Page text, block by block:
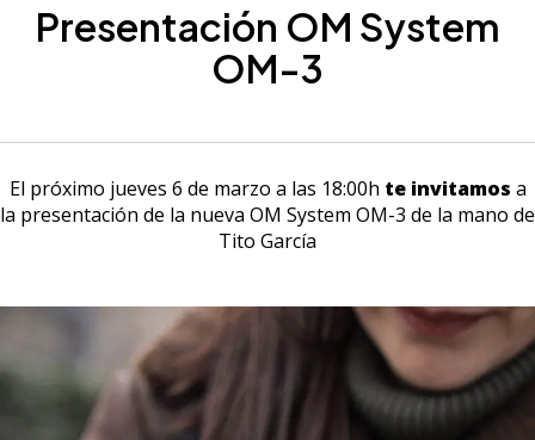
Presentación OM System
OM-3
El próximo jueves 6 de marzo a las 18:00h te invitamos a
la presentación de la nueva OM System OM-3 de la mano de
Tito García